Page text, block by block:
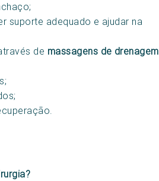
suporte adequado e ajudar na
de massagens de drenagem